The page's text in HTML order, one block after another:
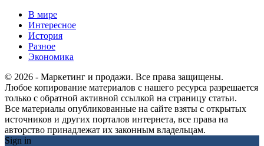
В мире
Интересное
История
Разное
Экономика
© 2026 - Маркетинг и продажи. Все права защищены.
Любое копирование материалов с нашего ресурса разрешается
только с обратной активной ссылкой на страницу статьи.
Все материалы опубликованные на сайте взяты с открытых
источников и других порталов интернета, все права на
авторство принадлежат их законным владельцам.
Sign in